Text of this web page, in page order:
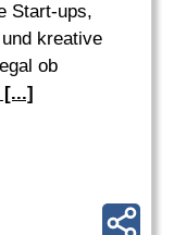
Start-ups,
kreative
ob
[...]